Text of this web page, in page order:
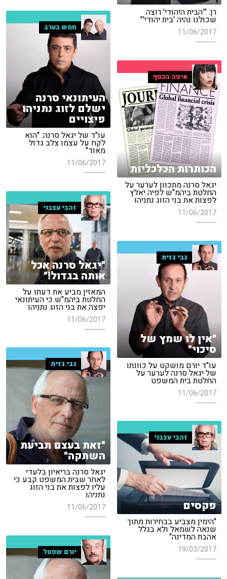
רן: "'הבית היהודי' רוצה
שכולנו נהיה 'בית יהודי'"
11/06/2017 חמש בערב
העיתונאי סרנה
ישלם לזוג נתניהו
פיצויים
עו"ד של יגאל סרנה: "הוא
לקח על עצמו צלב גדול
מאוד"
11/06/2017
איפה הכסף
הכותרות הכלכליות
יגאל סרנה מתכוון לערער על
החלטת ביהמ"ש לפיה יאלץ
לפצות את בני הזוג נתניהו
11/06/2017 זהבי עצבני
"יגאל סרנה אכל
אותה בגדול!"
המאזין מביע את דעתו על
החלטת ביהמ"ש כי העיתונאי
יפצה את בני הזוג נתניהו
11/06/2017
גבי גזית
"אין לו שמץ של
סיכוי"
עו"ד יורם מושקט על כוונתו
של יגאל סרנה לערער על
החלטת בית המשפט
11/06/2017
גבי גזית
"זאת בעצם תביעת
השתקה"
יגאל סרנה בריאיון בלעדי
לאחר שבית המשפט קבע כי
עליו לפצות את בני הזוג
נתניהו
11/06/2017
זהבי עצבני
פקסים
"הימין מצביע בבחירות מתוך
שנאה לשמאל ולא בגלל
אהבת המדינה"
19/03/2017 יורם שפטל